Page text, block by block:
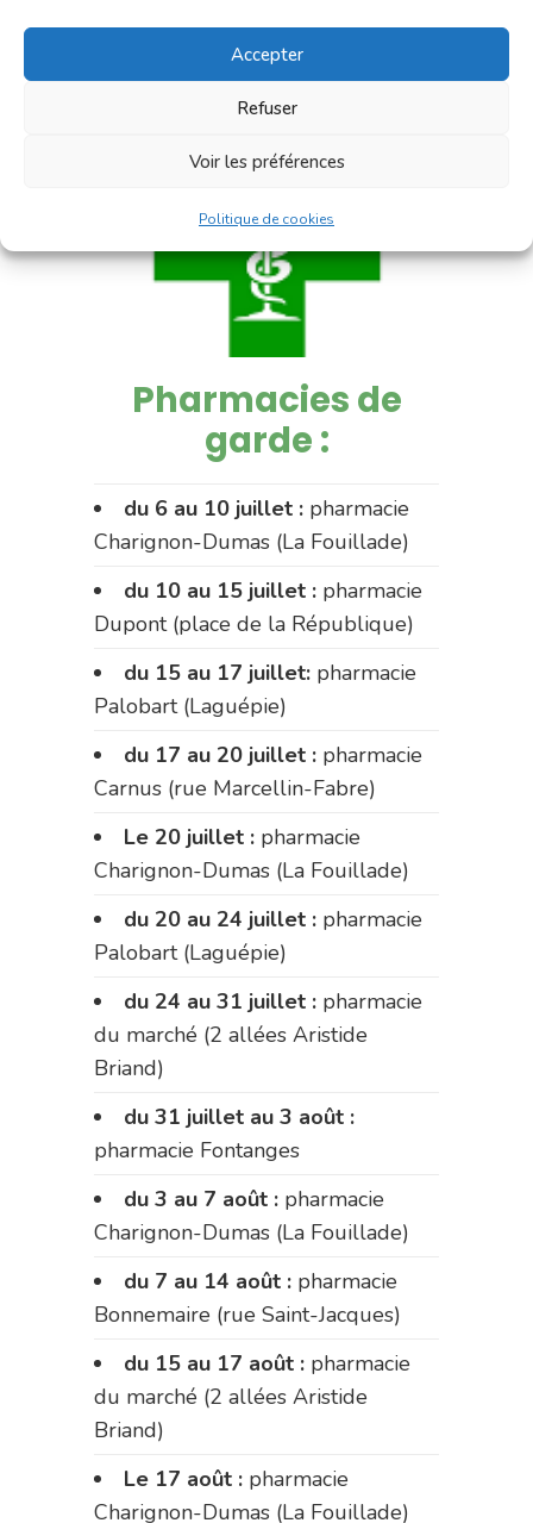
Accepter
Refuser
Voir les préférences
Politique de cookies
Pharmacies de
garde :
du 6 au 10 juillet : pharmacie
Charignon-Dumas (La Fouillade)
du 10 au 15 juillet : pharmacie
Dupont (place de la République)
du 15 au 17 juillet: pharmacie
Palobart (Laguépie)
du 17 au 20 juillet : pharmacie
Carnus (rue Marcellin-Fabre)
Le 20 juillet : pharmacie
Charignon-Dumas (La Fouillade)
du 20 au 24 juillet : pharmacie
Palobart (Laguépie)
du 24 au 31 juillet : pharmacie
du marché (2 allées Aristide
Briand)
du 31 juillet au 3 août :
pharmacie Fontanges
du 3 au 7 août : pharmacie
Charignon-Dumas (La Fouillade)
du 7 au 14 août : pharmacie
Bonnemaire (rue Saint-Jacques)
du 15 au 17 août : pharmacie
du marché (2 allées Aristide
Briand)
Le 17 août : pharmacie
Charignon-Dumas (La Fouillade)